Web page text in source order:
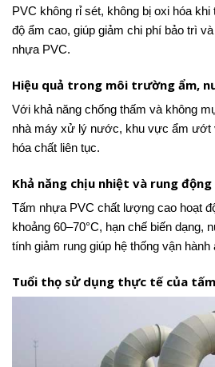
PVC không rỉ sét, không bị oxi hóa
độ ẩm cao, giúp giảm chi phí bảo trì
nhựa PVC.
Hiệu quả trong môi trường ẩm,
Với khả năng chống thấm và không
nhà máy xử lý nước, khu vực ẩm ướt
hóa chất liên tục.
Khả năng chịu nhiệt và rung động
Tấm nhựa PVC chất lượng cao hoạt
khoảng 60–70°C, hạn chế biến dạng,
tính giảm rung giúp hệ thống vận
Tuổi thọ sử dụng thực tế của tấm